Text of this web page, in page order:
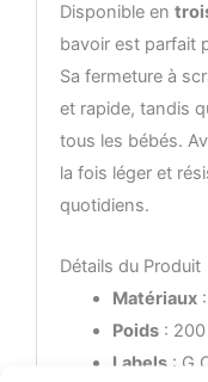
Disponible en
bavoir est parfait
Sa fermeture à
et rapide, tandis
tous les bébés.
la fois léger et
quotidiens.
Détails du Produit
Matériaux:
Poids: 200
Labels: